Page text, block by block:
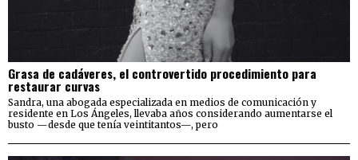
Grasa de cadáveres, el controvertido procedimiento para
restaurar curvas
Sandra, una abogada especializada en medios de comunicación y
residente en Los Ángeles, llevaba años considerando aumentarse el
busto —desde que tenía veintitantos—, pero